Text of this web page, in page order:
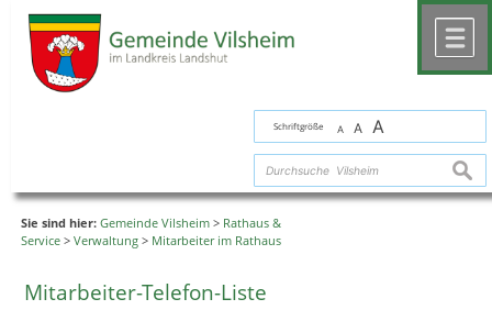
Schriftgröße A A A
Sie sind hier: Gemeinde Vilsheim > Rathaus &
Service > Verwaltung > Mitarbeiter im Rathaus
Mitarbeiter-Telefon-Liste